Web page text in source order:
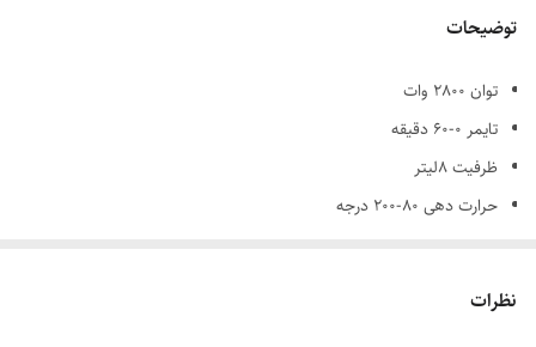
توضیحات
توان ۲8۰۰ وات
تایمر ۰-۶۰ دقیقه
ظرفیت 8لیتر
حرارت دهی ۸۰-۲۰۰ درجه
تعداد برنامه پخت ۱۰
نظرات